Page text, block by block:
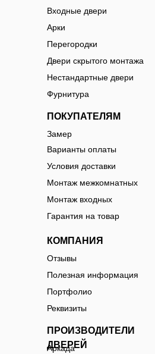
Входные двери
Арки
Перегородки
Двери скрытого монтажа
Нестандартные двери
Фурнитура
ПОКУПАТЕЛЯМ
Замер
Варианты оплаты
Условия доставки
Монтаж межкомнатных
Монтаж входных
Гарантия на товар
ПРОИЗВОДИТЕЛИ
ДВЕРЕЙ
Аркада
КОМПАНИЯ
Отзывы
Полезная информация
Портфолио
Реквизиты